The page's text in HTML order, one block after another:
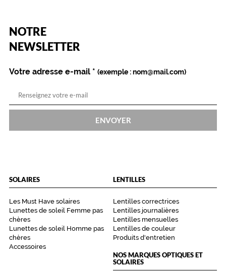
NOTRE
NEWSLETTER
Name
Votre adresse e-mail *
(Ce
champ
est
obligatoire)
(exemple : nom@mail.com)
ENVOYER
SOLAIRES
Les Must Have solaires
Lunettes de soleil Femme pas
chères
Lunettes de soleil Homme pas
chères
Accessoires
LENTILLES
Lentilles correctrices
Lentilles journalières
Lentilles mensuelles
Lentilles de couleur
Produits d'entretien
NOS MARQUES OPTIQUES ET
SOLAIRES